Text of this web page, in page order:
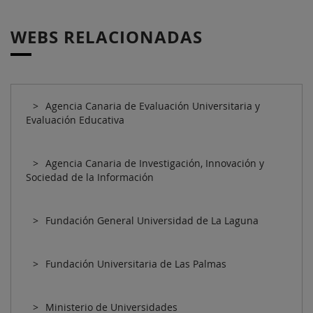
WEBS RELACIONADAS
Agencia Canaria de Evaluación Universitaria y
Evaluación Educativa
Agencia Canaria de Investigación, Innovación y
Sociedad de la Información
Fundación General Universidad de La Laguna
Fundación Universitaria de Las Palmas
Ministerio de Universidades